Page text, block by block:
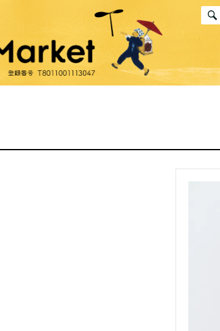
立ち喰い梅干し屋のまかない箱
ウメボシカルタ
しおマトぺシリーズ
BambooCut Products
気楽な梅干しづくり教室 2026 in 浅草
だれでもおいしく梅干しづくりキット梅子
いろいろうれしい梅酒づくりキット梅助
売れ筋ランキング